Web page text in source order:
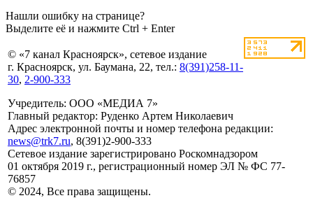
Нашли ошибку на странице?
Выделите её и нажмите Ctrl + Enter
© «7 канал Красноярск», сетевое издание
г. Красноярск, ул. Баумана, 22, тел.: 8(391)258-11-
30, 2-900-333
Учредитель: ООО «МЕДИА 7»
Главный редактор: Руденко Артем Николаевич
Адрес электронной почты и номер телефона редакции:
news@trk7.ru, 8(391)2-900-333
Сетевое издание зарегистрировано Роскомнадзором
01 октября 2019 г., регистрационный номер ЭЛ № ФС 77-
76857
© 2024, Все права защищены.